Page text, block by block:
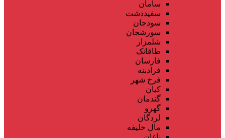
سامان
سفیددشت
سودجان
سورشجان
شلمزار
طاقانک
فارسان
فرادبنه
فرخ شهر
کیان
گندمان
گهرو
لردگان
مال خلیفه